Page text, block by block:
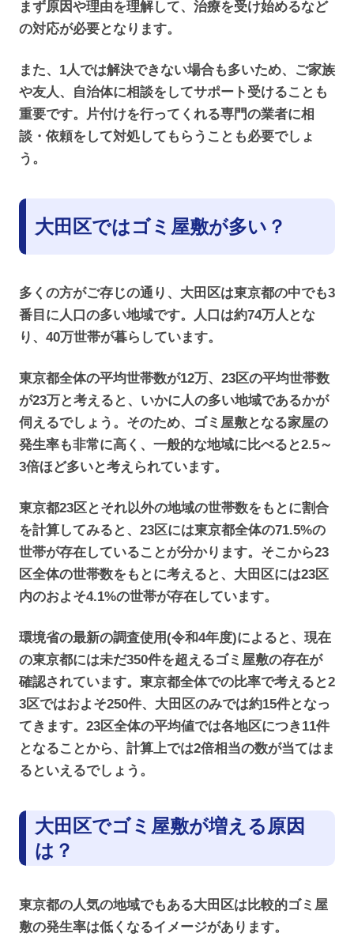
まず原因や理由を理解して、治療を受け始めるなど
の対応が必要となります。
また、1人では解決できない場合も多いため、ご家族
や友人、自治体に相談をしてサポート受けることも
重要です。片付けを行ってくれる専門の業者に相
談・依頼をして対処してもらうことも必要でしょ
う。
大田区ではゴミ屋敷が多い？
多くの方がご存じの通り、大田区は東京都の中でも3
番目に人口の多い地域です。人口は約74万人とな
り、40万世帯が暮らしています。
東京都全体の平均世帯数が12万、23区の平均世帯数
が23万と考えると、いかに人の多い地域であるかが
伺えるでしょう。そのため、ゴミ屋敷となる家屋の
発生率も非常に高く、一般的な地域に比べると2.5～
3倍ほど多いと考えられています。
東京都23区とそれ以外の地域の世帯数をもとに割合
を計算してみると、23区には東京都全体の71.5%の
世帯が存在していることが分かります。そこから23
区全体の世帯数をもとに考えると、大田区には23区
内のおよそ4.1%の世帯が存在しています。
環境省の最新の調査使用(令和4年度)によると、現在
の東京都には未だ350件を超えるゴミ屋敷の存在が
確認されています。東京都全体での比率で考えると2
3区ではおよそ250件、大田区のみでは約15件となっ
てきます。23区全体の平均値では各地区につき11件
となることから、計算上では2倍相当の数が当てはま
るといえるでしょう。
大田区でゴミ屋敷が増える原因
は？
東京都の人気の地域でもある大田区は比較的ゴミ屋
敷の発生率は低くなるイメージがあります。